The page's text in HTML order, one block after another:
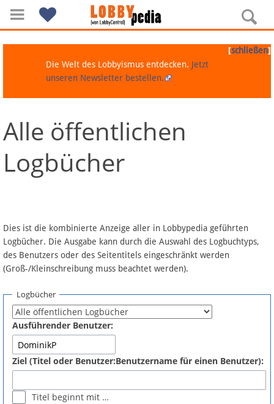
Navigation
Über Lobbypedia
Artikel nach Kategorien
FAQ
Fördermitglied werden
Fehler melden
[schließen]
Die Welt des Lobbyismus entdecken. Jetzt
unseren Newsletter bestellen.
Alle öffentlichen
Logbücher
Dies ist die kombinierte Anzeige aller in Lobbypedia geführten
Logbücher. Die Ausgabe kann durch die Auswahl des Logbuchtyps,
des Benutzers oder des Seitentitels eingeschränkt werden
(Groß-/Kleinschreibung muss beachtet werden).
Logbücher
Ausführender Benutzer:
Ziel (Titel oder Benutzer:Benutzername für einen Benutzer):
Titel beginnt mit …